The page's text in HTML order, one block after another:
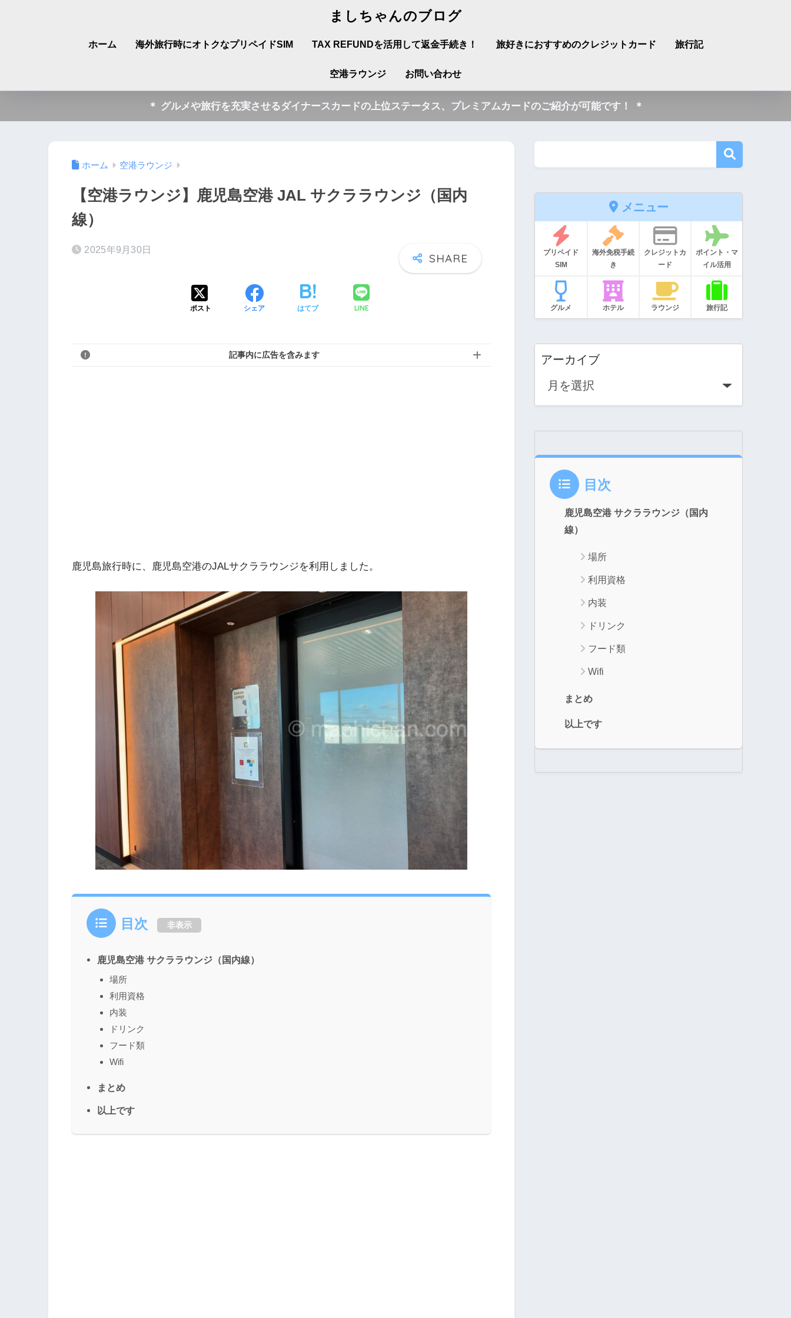
ましちゃんのブログ
ホーム 海外旅行時にオトクなプリペイドSIM TAX REFUNDを活用して返金手続き！ 旅好きにおすすめのクレジットカード 旅行記
空港ラウンジ お問い合わせ
＊ グルメや旅行を充実させるダイナースカードの上位ステータス、プレミアムカードのご紹介が可能です！ ＊
ホーム 空港ラウンジ
【空港ラウンジ】鹿児島空港 JAL サクララウンジ（国内
線）
2025年9月30日
ポスト シェア はてブ LINE
記事内に広告を含みます
鹿児島旅行時に、鹿児島空港のJALサクララウンジを利用しました。
目次 非表示
鹿児島空港 サクララウンジ（国内線）
場所
利用資格
内装
ドリンク
フード類
Wifi
まとめ
以上です
メニュー
プリペイド
SIM
海外免税手続
き
クレジットカ
ード
ポイント・マ
イル活用
グルメ ホテル ラウンジ 旅行記
アーカイブ
目次
鹿児島空港 サクララウンジ（国内
線）
場所
利用資格
内装
ドリンク
フード類
Wifi
まとめ
以上です